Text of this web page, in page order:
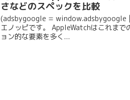
さなどのスペックを比較
(adsbygoogle = window.adsbygoogle
エノッピです。 AppleWatchはこれま
ョン的な要素を多く...